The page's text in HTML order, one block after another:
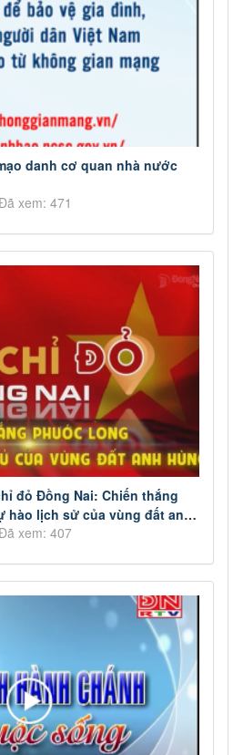
danh cơ quan nhà nước
xem: 471
đỏ Đồng Nai: Chiến thắng
hào lịch sử của vùng đất anh
hùng
xem: 407